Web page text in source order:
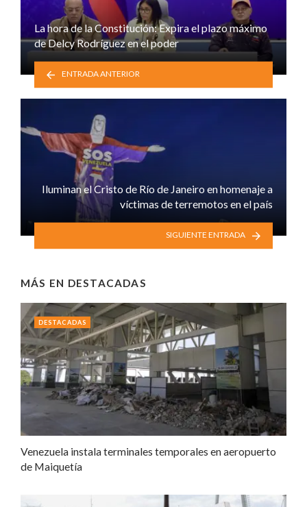
La hora de la Constitución: Expira el plazo máximo
de Delcy Rodríguez en el poder
ENTRADA ANTERIOR
Iluminan el Cristo de Río de Janeiro en homenaje a
víctimas de terremotos en el país
SIGUIENTE ENTRADA
MÁS EN DESTACADAS
Venezuela instala terminales temporales en aeropuerto
de Maiquetía
DESTACADAS